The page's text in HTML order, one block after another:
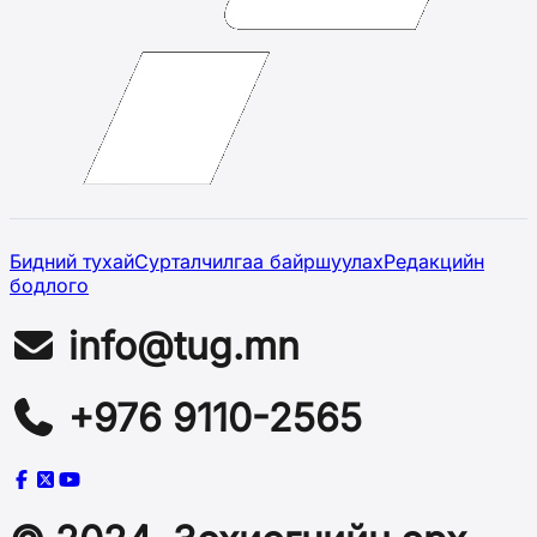
Бидний тухайСурталчилгаа байршуулахРедакцийн
бодлого
info@tug.mn
+976 9110-2565